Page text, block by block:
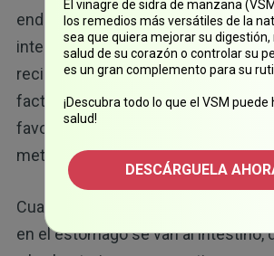
endotoxinas (lipopolisacáridos
intestino. Como se explica en
recientes, lasendotoxinasson
factores que alteran la función
favorecen la glucólisis y, en última
metabolismo del cáncer.
Cuando los carbohidratos
en el estómago se van al intestino,
El vinagre de sidra de manzana
los remedios más versátiles de la
sea que quiera mejorar su
salud de su corazón o controlar su
es un gran complemento para su
¡Descubra todo lo que el VSM puede
salud!
DESCÁRGUELA